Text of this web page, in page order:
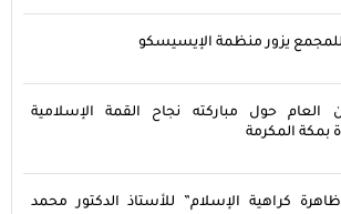
للمجمع يزور منظمة الإيسيسكو
العام حول مباركته نجاح القمة الإسلامية
بمكة المكرمة
كراهية الإسلام” للأستاذ الدكتور محمد